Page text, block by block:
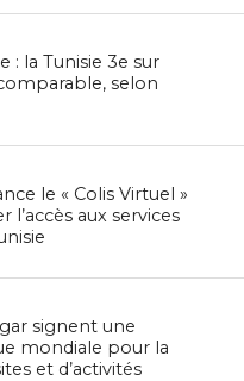
: la Tunisie 3e sur
selon
le « Colis Virtuel »
l’accès aux services
signent une
mondiale pour la
et d’activités